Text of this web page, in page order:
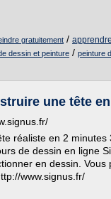
gratuitement /
dessin et peinture / peinture
une tête
réaliste en 2 minutes
de dessin en ligne
en dessin. Vous
www.signus.fr/